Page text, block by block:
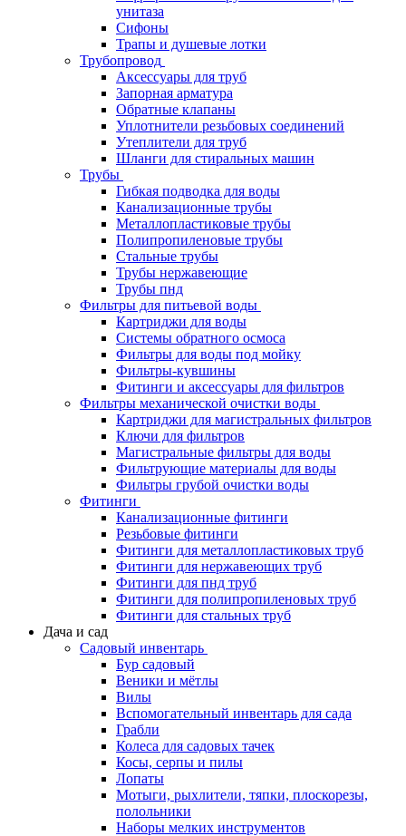
унитаза
Сифоны
Трапы и душевые лотки
Трубопровод
Аксессуары для труб
Запорная арматура
Обратные клапаны
Уплотнители резьбовых соединений
Утеплители для труб
Шланги для стиральных машин
Трубы
Гибкая подводка для воды
Канализационные трубы
Металлопластиковые трубы
Полипропиленовые трубы
Стальные трубы
Трубы нержавеющие
Трубы пнд
Фильтры для питьевой воды
Картриджи для воды
Системы обратного осмоса
Фильтры для воды под мойку
Фильтры-кувшины
Фитинги и аксессуары для фильтров
Фильтры механической очистки воды
Картриджи для магистральных фильтров
Ключи для фильтров
Магистральные фильтры для воды
Фильтрующие материалы для воды
Фильтры грубой очистки воды
Фитинги
Канализационные фитинги
Резьбовые фитинги
Фитинги для металлопластиковых труб
Фитинги для нержавеющих труб
Фитинги для пнд труб
Фитинги для полипропиленовых труб
Фитинги для стальных труб
Дача и сад
Садовый инвентарь
Бур садовый
Веники и мётлы
Вилы
Вспомогательный инвентарь для сада
Грабли
Колеса для садовых тачек
Косы, серпы и пилы
Лопаты
Мотыги, рыхлители, тяпки, плоскорезы,
полольники
Наборы мелких инструментов